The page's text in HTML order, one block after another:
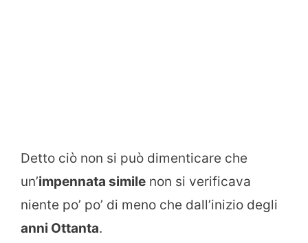
Detto ciò non si può dimenticare che
un’impennata simile non si verificava
niente po’ po’ di meno che dall’inizio degli
anni Ottanta.